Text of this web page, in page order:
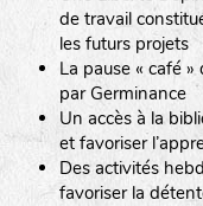
de travail
les futurs projets
La pause « café
par Germinance
Un accès à la
et favoriser
Des activités
favoriser la